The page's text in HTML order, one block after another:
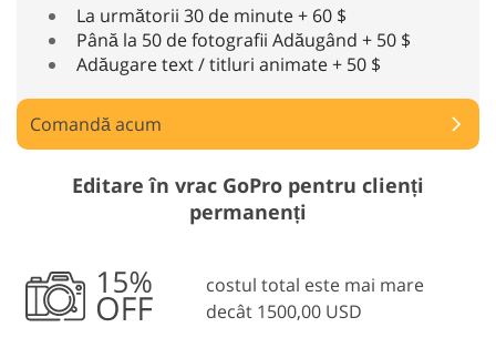
La următorii 30 de minute + 60 $
Până la 50 de fotografii Adăugând + 50 $
Adăugare text / titluri animate + 50 $
Comandă acum
Editare în vrac GoPro pentru clienți
permanenți
costul total este mai mare
decât 1500,00 USD